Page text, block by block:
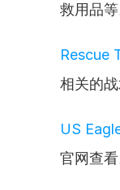
救用品等
Rescue
相关的战
US
官网查看